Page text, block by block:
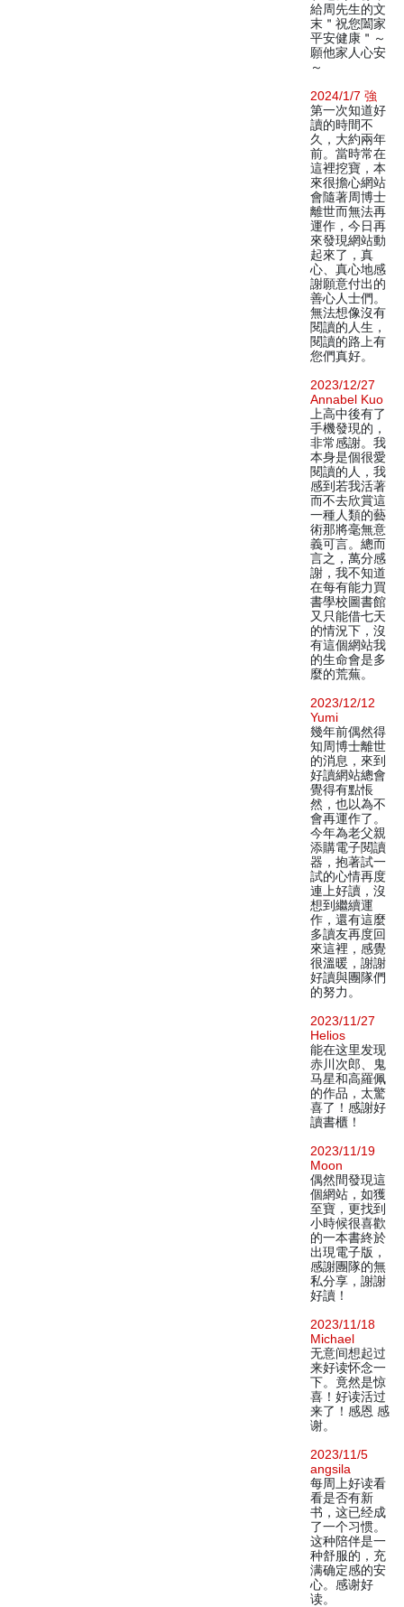
給周先生的文
末＂祝您闔家
平安健康＂～
願他家人心安
～
2024/1/7 強
第一次知道好
讀的時間不
久，大約兩年
前。當時常在
這裡挖寶，本
來很擔心網站
會隨著周博士
離世而無法再
運作，今日再
來發現網站動
起來了，真
心、真心地感
謝願意付出的
善心人士們。
無法想像沒有
閱讀的人生，
閱讀的路上有
您們真好。
2023/12/27
Annabel Kuo
上高中後有了
手機發現的，
非常感謝。我
本身是個很愛
閱讀的人，我
感到若我活著
而不去欣賞這
一種人類的藝
術那將毫無意
義可言。總而
言之，萬分感
謝，我不知道
在每有能力買
書學校圖書館
又只能借七天
的情況下，沒
有這個網站我
的生命會是多
麼的荒蕪。
2023/12/12
Yumi
幾年前偶然得
知周博士離世
的消息，來到
好讀網站總會
覺得有點悵
然，也以為不
會再運作了。
今年為老父親
添購電子閱讀
器，抱著試一
試的心情再度
連上好讀，沒
想到繼續運
作，還有這麼
多讀友再度回
來這裡，感覺
很溫暖，謝謝
好讀與團隊們
的努力。
2023/11/27
Helios
能在这里发现
赤川次郎、鬼
马星和高羅佩
的作品，太驚
喜了！感謝好
讀書櫃！
2023/11/19
Moon
偶然間發現這
個網站，如獲
至寶，更找到
小時候很喜歡
的一本書終於
出現電子版，
感謝團隊的無
私分享，謝謝
好讀！
2023/11/18
Michael
无意间想起过
来好读怀念一
下。竟然是惊
喜！好读活过
来了！感恩 感
谢。
2023/11/5
angsila
每周上好读看
看是否有新
书，这已经成
了一个习惯。
这种陪伴是一
种舒服的，充
满确定感的安
心。感谢好
读。